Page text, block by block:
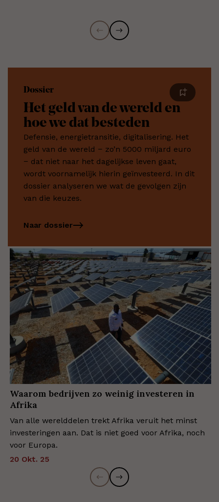
Dossier
Het geld van de wereld en
hoe we dat besteden
Defensie, energietransitie, digitalisering. Het
geld van de wereld − zo’n 5000 miljard euro
− dat niet naar het dagelijkse leven gaat,
wordt voornamelijk hierin geïnvesteerd. In dit
dossier analyseren we wat de gevolgen zijn
van die keuzes.
Naar dossier
Waarom bedrijven zo weinig investeren in
Afrika
Van alle werelddelen trekt Afrika veruit het minst
investeringen aan. Dat is niet goed voor Afrika, noch
voor Europa.
20 Okt. 25